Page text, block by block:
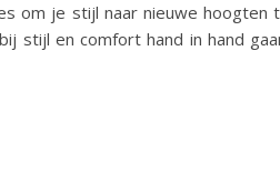
om je stijl naar nieuwe hoogten
stijl en comfort hand in hand